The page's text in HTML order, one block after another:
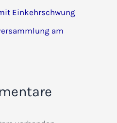
Einkehrschwung
am